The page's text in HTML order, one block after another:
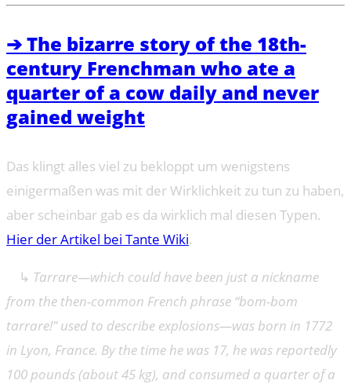
➔ The bizarre story of the 18th-
century Frenchman who ate a
quarter of a cow daily and never
gained weight
Das klingt alles viel zu bekloppt um wenigstens
einigermaßen was mit der Wirklichkeit zu tun zu haben,
aber scheinbar gab es da wirklich mal diesen Typen.
Hier der Artikel bei Tante Wiki.
↳ Tarrare—which could have been just a nickname
from the then-common French phrase “bom-bom
tarrare!” used to describe explosions—was born in 1772
in Lyon, France. By the time he was 17, he was reportedly
100 pounds (about 45 kg), and consumed a quarter of a